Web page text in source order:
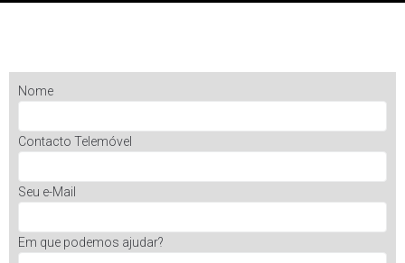
Nome
Contacto Telemóvel
Seu e-Mail
Em que podemos ajudar?